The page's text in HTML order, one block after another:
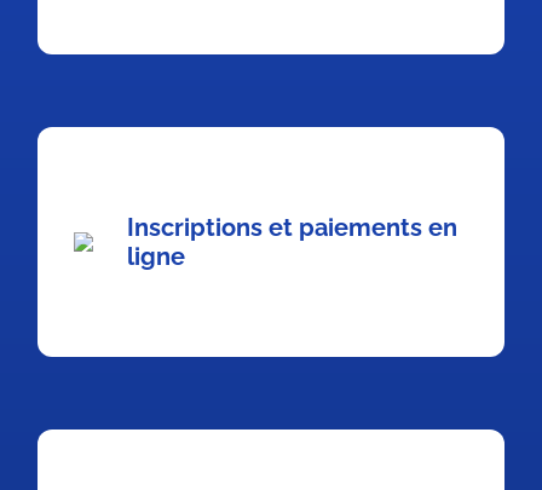
Inscriptions et paiements en
ligne